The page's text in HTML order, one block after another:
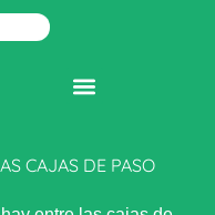
CAJAS DE PASO